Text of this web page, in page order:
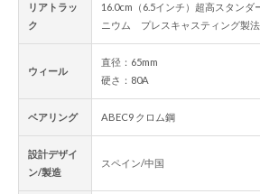
リアトラッ
ク
16.0cm（6.5インチ）超高スタンダ
ニウム プレスキャスティング製法
ウィール
直径：65mm
硬さ：80A
ベアリング ABEC9 クロム鋼
設計デザイ
ン/製造
スペイン/中国